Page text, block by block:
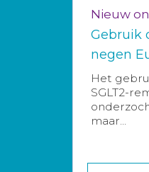
Nieuw
Gebruik
negen
Het
SGLT2-
maar...